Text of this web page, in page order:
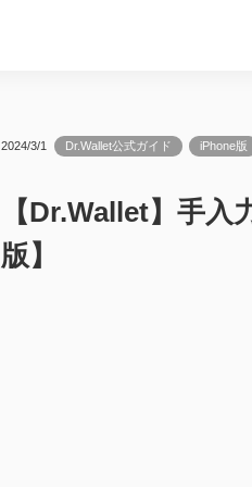
2024/3/1 Dr.Wallet公式ガイド iPhone版
【Dr.Wallet】手
版】